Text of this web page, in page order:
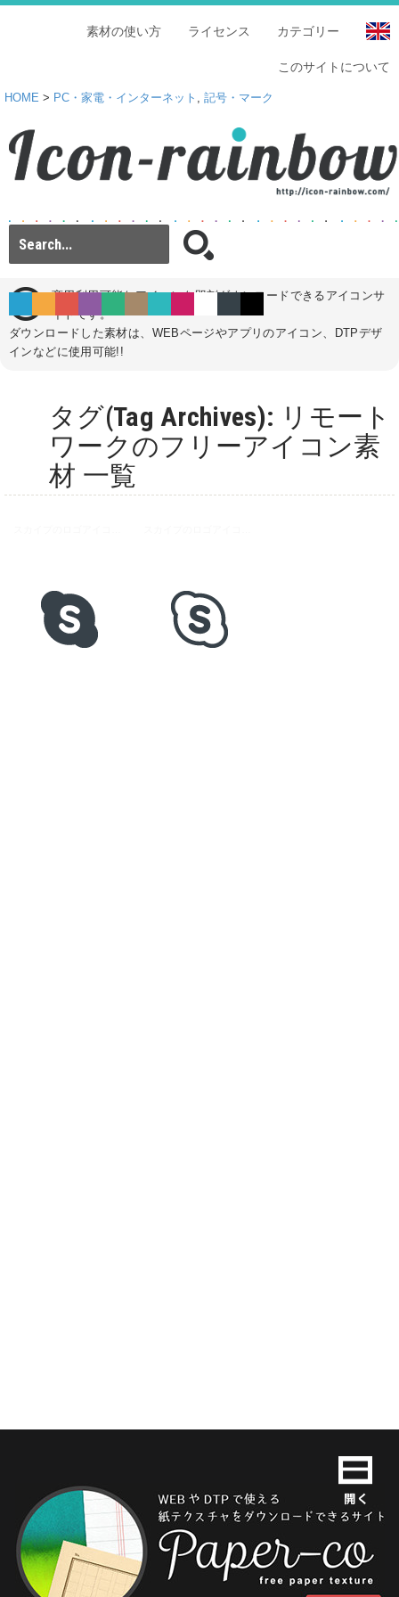
カテゴリー
ライセンス
素材の使い方
このサイトについて
HOME > PC・家電・インターネット , 記号・マーク
商用利用可能なアイコンを即刻ダウンロードできるアイコンサ
イトです。
ダウンロードした素材は、WEBページやアプリのアイコン、DTPデザ
インなどに使用可能!!
タグ(Tag Archives): リモート
ワークのフリーアイコン素
材 一覧